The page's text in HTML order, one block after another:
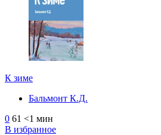
К зиме
Бальмонт К.Д.
0 61 <1 мин
В избранное